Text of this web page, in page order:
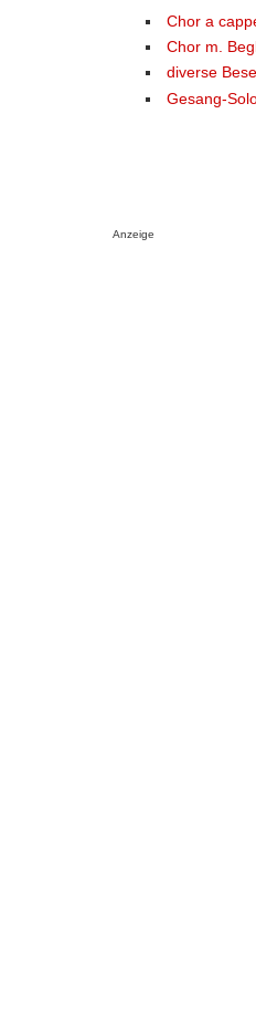
Chor a
Chor m.
diverse
Gesang-
Anzeige